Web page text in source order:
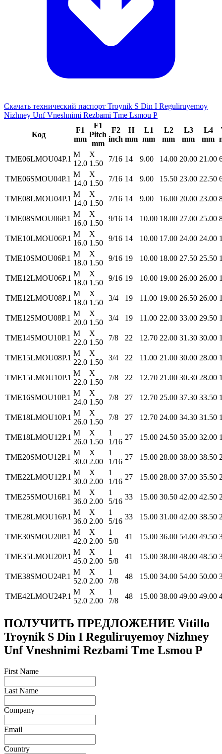
Скачать технический паспорт Troynik S Din I Reguliruyemoy
Nizhney Unf Vneshnimi Rezbami Tme Lsmou P
Koд
F1
mm
F1
Pitch
mm
F2
inch
H
mm
L1
mm
L2
mm
L3
mm
L4
mm
TME06LMOU04P.1
M
12.0
X
1.50
7/16 14 9.00 14.00 20.00 21.00
TME06SMOU04P.1
M
14.0
X
1.50
7/16 14 9.00 15.50 23.00 22.50
TME08LMOU04P.1
M
14.0
X
1.50
7/16 14 9.00 16.00 20.00 23.00
TME08SMOU06P.1
M
16.0
X
1.50
9/16 14 10.00 18.00 27.00 25.00
TME10LMOU06P.1
M
16.0
X
1.50
9/16 14 10.00 17.00 24.00 24.00
TME10SMOU06P.1
M
18.0
X
1.50
9/16 19 10.00 18.00 27.50 25.50
TME12LMOU06P.1
M
18.0
X
1.50
9/16 19 10.00 19.00 26.00 26.00
TME12LMOU08P.1
M
18.0
X
1.50
3/4 19 11.00 19.00 26.50 26.00
TME12SMOU08P.1
M
20.0
X
1.50
3/4 19 11.00 22.00 33.00 29.50
TME14SMOU10P.1
M
22.0
X
1.50
7/8 22 12.70 22.00 31.30 30.00
TME15LMOU08P.1
M
22.0
X
1.50
3/4 22 11.00 21.00 30.00 28.00
TME15LMOU10P.1
M
22.0
X
1.50
7/8 22 12.70 21.00 30.30 28.00
TME16SMOU10P.1
M
24.0
X
1.50
7/8 27 12.70 25.00 37.30 33.50
TME18LMOU10P.1
M
26.0
X
1.50
7/8 27 12.70 24.00 34.30 31.50
TME18LMOU12P.1
M
26.0
X
1.50
1
1/16
27 15.00 24.50 35.00 32.00
TME20SMOU12P.1
M
30.0
X
2.00
1
1/16
27 15.00 28.00 38.00 38.50
TME22LMOU12P.1
M
30.0
X
2.00
1
1/16
27 15.00 28.00 37.00 35.50
TME25SMOU16P.1
M
36.0
X
2.00
1
5/16
33 15.00 30.50 42.00 42.50
TME28LMOU16P.1
M
36.0
X
2.00
1
5/16
33 15.00 31.00 42.00 38.50
TME30SMOU20P.1
M
42.0
X
2.00
1
5/8
41 15.00 36.00 54.00 49.50
TME35LMOU20P.1
M
45.0
X
2.00
1
5/8
41 15.00 38.00 48.00 48.50
TME38SMOU24P.1
M
52.0
X
2.00
1
7/8
48 15.00 34.00 54.00 50.00
TME42LMOU24P.1
M
52.0
X
2.00
1
7/8
48 15.00 38.00 49.00 49.00
ПОЛУЧИТЬ ПРЕДЛОЖЕНИЕ Vitillo
Troynik S Din I Reguliruyemoy Nizhney
Unf Vneshnimi Rezbami Tme Lsmou P
First Name
Last Name
Company
Email
Country